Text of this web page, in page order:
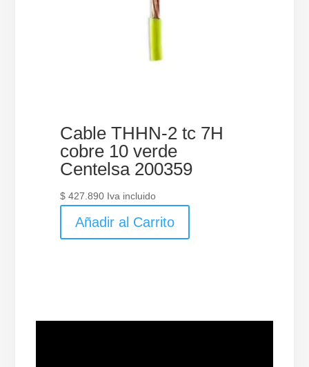
Cable THHN-2 tc 7H
cobre 10 verde
Centelsa 200359
$427.890 Iva incluido
Añadir al Carrito